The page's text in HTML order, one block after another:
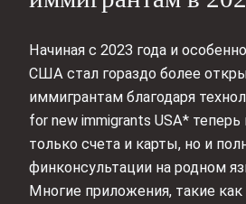
Начиная с 2023 года и
США стал гораздо более
иммигрантам благодаря
for new immigrants USA*
только счета и карты, но и
финконсультации на родном
Многие приложения, такие